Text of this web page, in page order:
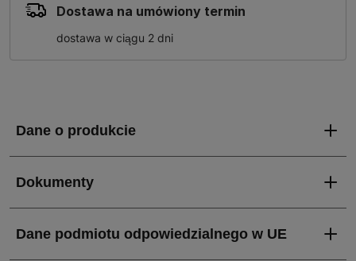
Dostawa na umówiony termin
dostawa w ciągu 2 dni